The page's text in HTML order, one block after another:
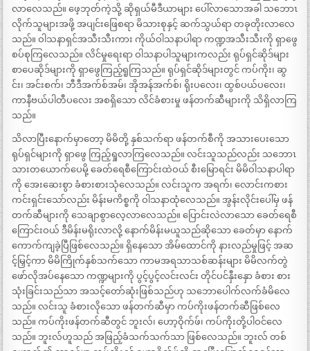
လာလေသည်။ ဖေ့ဘုတ်ကဲ့သို့ ဆိုရှယ်မီဒီယာများ ပေါ်လာသောအခါ သဘောၤ
လိုက်သူများအဖို့ အပျင်းဖြေစရာ မိသားစုနှင့် ဆက်သွယ်ရာ တခုတိုးလာလေ
သည်။ ဝါသနာရှင်အသီးသီးကား ကိုယ်ဝါသနာပါရာ ကဏ္ဍအသီးသီးကို ရှာဖွေ
စပ်စုကြလေသည်။ လိင်မှုရေးရာ ဝါသနာပါသူများကလည်း ရုပ်ရှင်ဆိုဒ်များ
စာပေဆိုဒ်များကို ရှာဖွေကြည့်ရူကြသည်။ ရုပ်ရှင်ဆိုဒ်များတွင် ကပ်ကိုး၊ ဆွ
င်း၊ အင်းစက်၊ ဘီဒီအက်စ်အမ်၊ အိုအန်အက်စ်၊ ရိုးပလေး၊ ထွစ်ပယ်ပလေး၊
ကာနီဗယ်ပါတီပလေး အစရှိသော လိင်ခံစားမှု ဖန်တက်ဆီများကို သိရှိလာကြ
သည်။
သိလာပြီးနောက်မှာတော့ မိမိတို့ နှစ်သက်ရာ ဖန်တက်စီကို အသားပေးသော
ရုပ်ရှင်များကို ရှာဖွေ ကြည့်ရှုလာကြလေသည်။ လင်းသူသည်လည်း သဘောၤ
သားတယောက်ပေမို့ ခေတ်ရေစီကြောင်းထဲဝယ် စီးမြောရင်း မိမိဝါသနာပါရာ
ကို အေးဆေးစွာ ခံစားစားသုံလေသည်။ လင်းသူက အရက်၊ လောင်းကစား
ကင်းရှင်းသော်လည်း မိန်းမကိစ္စကို ဝါသနာထုံလေသည်။ အွန်းလိုင်းပေါ်မှ ဖန်
တက်ဆီများကို သေချာစွာလေ့လာလေသည်။ ပြောင်းလဲလာသော ခေတ်ရေစီ
ကြောင်းဝယ် ဒီမိန်းမရိုးလာလို့ နောက်မိန်းမယူသည်ဆိုသော ခေတ်မှာ နောက်
ကောက်ကျခဲ့ပြီဖြစ်လေသည်။ ရှိနေသော အိမ်ထောင်ကို နားလည်မှုဖြင့် အဆ
င့်မြှင့်ကာ မိမိကြိုက်နှစ်သက်သော ကာမအရသာသစ်ဆန်းများ မိမိလက်တွဲ
ဖော်လိုအပ်နေသော ကဏ္ဍများကို ပွင့်ပွင့်လင်းလင်း တိုင်ပင်နှီးနှော ခံစား စား
သုံးခြင်းသည်သာ အသင့်တော်ဆုံးဖြစ်သည်ဟု သဘောပေါက်လက်ခံမိလေ
သည်။ လင်းသူ ခံစားလိုသော ဖန်တက်ဆီမှာ ကပ်ကိုးဖန်တက်ဆီဖြစ်လေ
သည်။ ကပ်ကိုးဖန်တက်ဆီတွင် ဘူးလ်၊ ဟော့ဝိုက်ဖ်၊ ကပ်ကိုးတို့ပါဝင်လေ
သည်။ ဘူးလ်ဟူသည် အဖြည့်ခံသက်သက်သာ ဖြစ်လေသည်။ ဘူးလ် တစ်